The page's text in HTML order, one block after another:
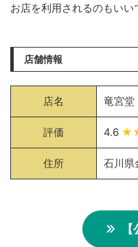
お店を利用されるのもいい
店舗情報
店名 竜宮堂
評価 4.6
住所 石川県